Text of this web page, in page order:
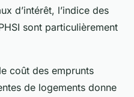
d’intérêt, l’indice des
sont particulièrement
coût des emprunts
de logements donne